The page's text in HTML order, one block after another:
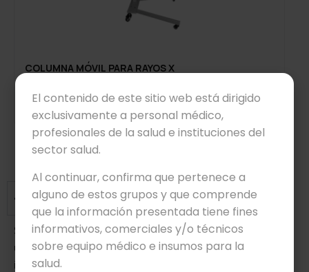
COLUMNA MÓVIL PARA RAYOS X
Leer más
Preguntas frecuentes
¿Quiénes son ustedes?
Somos Beyond Medical Meguro –antes Medi Royal–
una empresa con 45 años de experiencia en la
importación y distribución de equipo médico en México.
El contenido de este sitio web está dirigido
exclusivamente a personal médico,
profesionales de la salud e instituciones del
sector salud.
Al continuar, confirma que pertenece a
alguno de estos grupos y que comprende
que la información presentada tiene fines
informativos, comerciales y/o técnicos
sobre equipo médico e insumos para la
salud.